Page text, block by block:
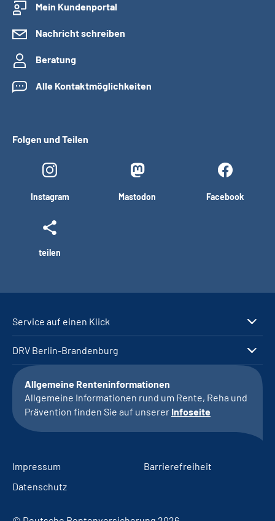
Mein Kundenportal
Nachricht schreiben
Beratung
Alle Kontaktmöglichkeiten
Folgen und Teilen
Instagram Mastodon Facebook
teilen
Service auf einen Klick
DRV Berlin-Brandenburg
Allgemeine Renteninformationen
Allgemeine Informationen rund um Rente, Reha und
Prävention finden Sie auf unserer Infoseite
Impressum
Barrierefreiheit
Datenschutz